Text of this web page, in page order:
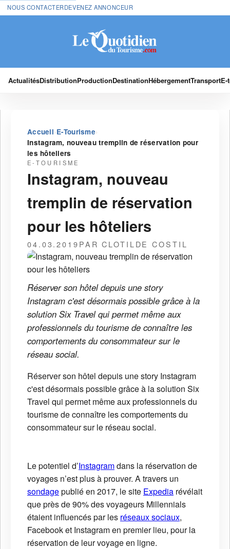
NOUS CONTACTERDEVENEZ ANNONCEUR
ActualitésDistributionProductionDestinationHébergementTransport
Accueil›E-Tourisme›
Instagram, nouveau tremplin de réservation pour
les hôteliers
E-TOURISME
Instagram, nouveau
tremplin de réservation
pour les hôteliers
04.03.2019PAR CLOTILDE COSTIL
Réserver son hôtel depuis une story
Instagram c'est désormais possible grâce à la
solution Six Travel qui permet même aux
professionnels du tourisme de connaître les
comportements du consommateur sur le
réseau social.
Réserver son hôtel depuis une story Instagram
c'est désormais possible grâce à la solution Six
Travel qui permet même aux professionnels du
tourisme de connaître les comportements du
consommateur sur le réseau social.
Le potentiel d’Instagramdans la réservation de
voyages n’est plus à prouver. A travers un
sondagepublié en 2017, le site Expedia révélait
que près de 90% des voyageurs Millennials
étaient influencés par les réseaux sociaux,
Facebook et Instagram en premier lieu, pour la
réservation de leur voyage en ligne.